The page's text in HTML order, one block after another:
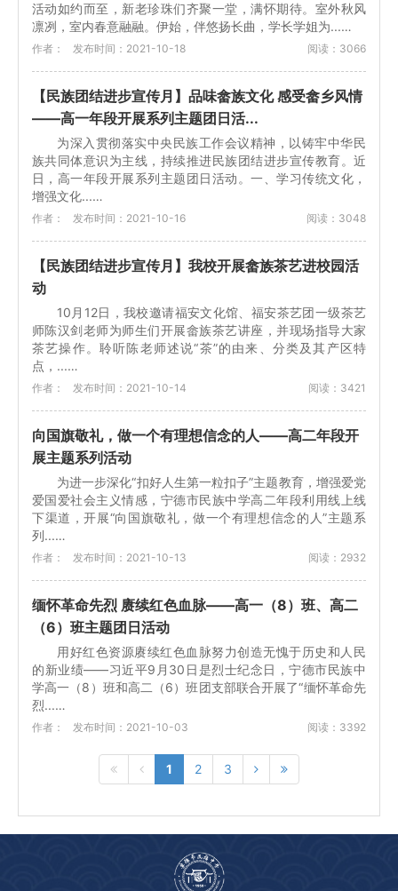
活动如约而至，新老珍珠们齐聚一堂，满怀期待。室外秋风
凛冽，室内春意融融。伊始，伴悠扬长曲，学长学姐为...…
作者： 发布时间：2021-10-18 阅读：3066
【民族团结进步宣传月】品味畲族文化 感受畲乡风情
——高一年段开展系列主题团日活...
为深入贯彻落实中央民族工作会议精神，以铸牢中华民
族共同体意识为主线，持续推进民族团结进步宣传教育。近
日，高一年段开展系列主题团日活动。一、学习传统文化，
增强文化...…
作者： 发布时间：2021-10-16 阅读：3048
【民族团结进步宣传月】我校开展畲族茶艺进校园活
动
10月12日，我校邀请福安文化馆、福安茶艺团一级茶艺
师陈汉剑老师为师生们开展畲族茶艺讲座，并现场指导大家
茶艺操作。聆听陈老师述说“茶”的由来、分类及其产区特
点，...…
作者： 发布时间：2021-10-14 阅读：3421
向国旗敬礼，做一个有理想信念的人——高二年段开
展主题系列活动
为进一步深化“扣好人生第一粒扣子”主题教育，增强爱党
爱国爱社会主义情感，宁德市民族中学高二年段利用线上线
下渠道，开展“向国旗敬礼，做一个有理想信念的人”主题系
列...…
作者： 发布时间：2021-10-13 阅读：2932
缅怀革命先烈 赓续红色血脉——高一（8）班、高二
（6）班主题团日活动
用好红色资源赓续红色血脉努力创造无愧于历史和人民
的新业绩——习近平9月30日是烈士纪念日，宁德市民族中
学高一（8）班和高二（6）班团支部联合开展了“缅怀革命先
烈...…
作者： 发布时间：2021-10-03 阅读：3392
1 2 3